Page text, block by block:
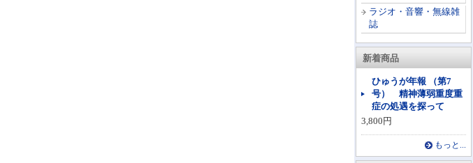
ラジオ・音響・無線雑
誌
新着商品
ひゅうが年報 （第7
号） 精神薄弱重度重
症の処遇を探って
3,800円
もっと...